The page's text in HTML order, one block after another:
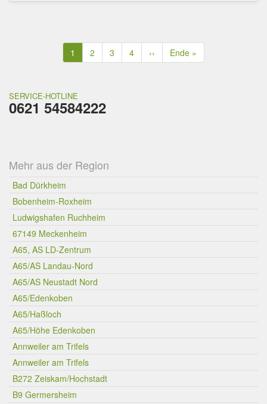
Seitennummerierung
Aktuelle
Seite
1 Seite
2 Seite
3 Seite
4
Nächste
Seite
››
Letzte
Seite
Ende »
SERVICE-HOTLINE
0621 54584222
Mehr aus der Region
Bad Dürkheim
Bobenheim-Roxheim
Ludwigshafen Ruchheim
67149 Meckenheim
A65, AS LD-Zentrum
A65/AS Landau-Nord
A65/AS Neustadt Nord
A65/Edenkoben
A65/Haßloch
A65/Höhe Edenkoben
Annweiler am Trifels
Annweiler am Trifels
B272 Zeiskam/Hochstadt
B9 Germersheim